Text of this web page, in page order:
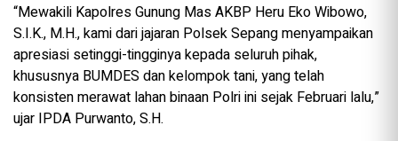
“Mewakili Kapolres Gunung Mas AKBP Heru Eko Wibowo,
S.I.K., M.H., kami dari jajaran Polsek Sepang menyampaikan
apresiasi setinggi-tingginya kepada seluruh pihak,
khususnya BUMDES dan kelompok tani, yang telah
konsisten merawat lahan binaan Polri ini sejak Februari lalu,”
ujar IPDA Purwanto, S.H.